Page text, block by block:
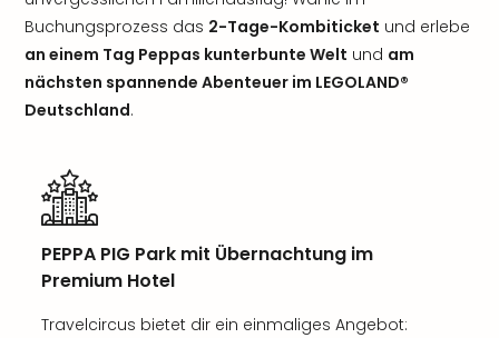
Buchungsprozess das 2-Tage-Kombiticket und erlebe
an einem Tag Peppas kunterbunte Welt und am
nächsten spannende Abenteuer im LEGOLAND®
Deutschland.
PEPPA PIG Park mit Übernachtung im
Premium Hotel
Travelcircus bietet dir ein einmaliges Angebot: